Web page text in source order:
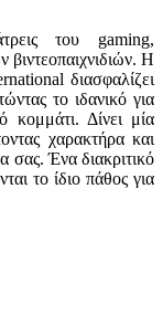
του gaming,
Η
διασφαλίζει
το ιδανικό για
κομμάτι. Δίνει μία
χαρακτήρα και
σας. Ένα διακριτικό
το ίδιο πάθος για